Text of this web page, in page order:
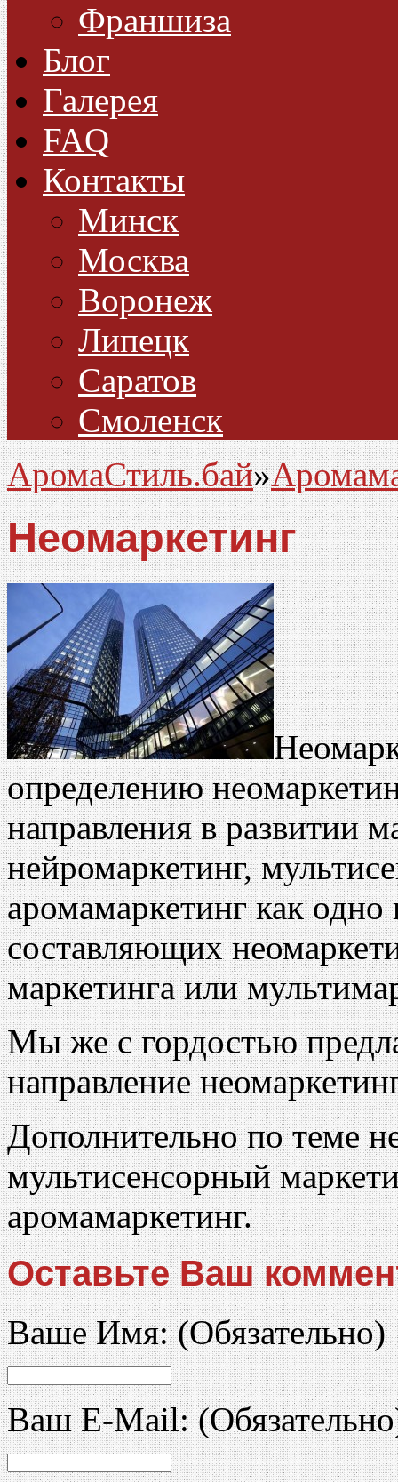
Франшиза
Блог
Галерея
FAQ
Контакты
Минск
Москва
Воронеж
Липецк
Саратов
Смоленск
АромаСтиль.бай»
Неомаркетинг
определению
направления в развитии
нейромаркетинг,
аромамаркетинг как
составляющих
маркетинга или
Мы же с гордостью
направление
Дополнительно по теме
мультисенсорный
аромамаркетинг.
Оставьте Ваш
Ваше Имя:(Обязательно)
Ваш E-Mail: